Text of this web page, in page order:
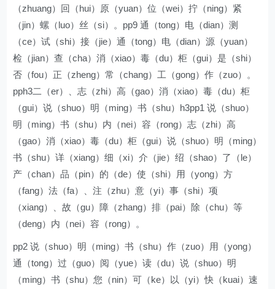
（zhuang）回（hui）原（yuan）位（wei）拧（ning）紧
（jin）螺（luo）丝（si）。pp9 通（tong）电（dian）测
（ce）试（shi）接（jie）通（tong）电（dian）源（yuan）
检（jian）查（cha）消（xiao）毒（du）柜（gui）是（shi）
否（fou）正（zheng）常（chang）工（gong）作（zuo）。
pph3二（er）、志（zhi）高（gao）消（xiao）毒（du）柜
（gui）说（shuo）明（ming）书（shu）h3pp1 说（shuo）
明（ming）书（shu）内（nei）容（rong）志（zhi）高
（gao）消（xiao）毒（du）柜（gui）说（shuo）明（ming）
书（shu）详（xiang）细（xi）介（jie）绍（shao）了（le）
产（chan）品（pin）的（de）使（shi）用（yong）方
（fang）法（fa）、注（zhu）意（yi）事（shi）项
（xiang）、故（gu）障（zhang）排（pai）除（chu）等
（deng）内（nei）容（rong）。
pp2 说（shuo）明（ming）书（shu）作（zuo）用（yong）
通（tong）过（guo）阅（yue）读（du）说（shuo）明
（ming）书（shu）您（nin）可（ke）以（yi）快（kuai）速